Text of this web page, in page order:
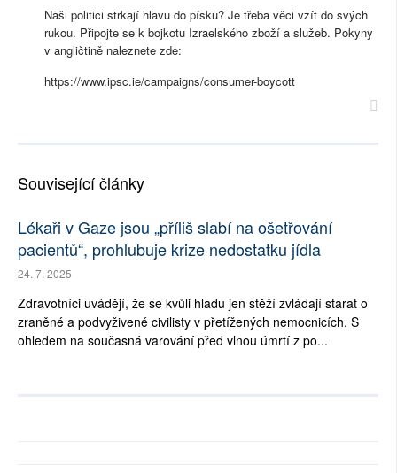
Naši politici strkají hlavu do písku? Je třeba věci vzít do svých
rukou. Připojte se k bojkotu Izraelského zboží a služeb. Pokyny
v angličtině naleznete zde:
https://www.ipsc.ie/campaigns/consumer-boycott
Související články
Lékaři v Gaze jsou „příliš slabí na ošetřování
pacientů“, prohlubuje krize nedostatku jídla
24. 7. 2025
Zdravotníci uvádějí, že se kvůli hladu jen stěží zvládají starat o
zraněné a podvyživené civilisty v přetížených nemocnicích. S
ohledem na současná varování před vlnou úmrtí z po...